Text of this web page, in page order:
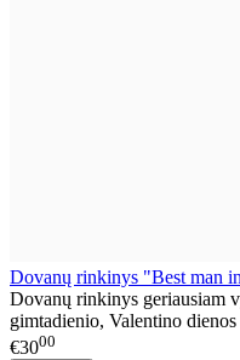
Dovanų rinkinys "Best man
Dovanų rinkinys geriausiam
gimtadienio, Valentino
€3000